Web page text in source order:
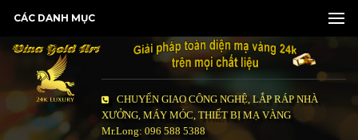
CÁC DANH MỤC
CHUYỂN GIAO CÔNG NGHỆ, LẮP RÁP NHÀ
XƯỞNG, MÁY MÓC, THIẾT BỊ MẠ VÀNG
Mr.Long: 096 588 5388